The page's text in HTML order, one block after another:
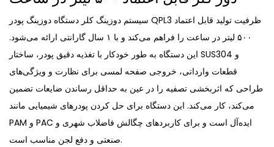
سیستم دوزینگ کلر دستگاه دوزینگ پودر QPL3 ظرفیت تولید قابل اعتماد
۵۰۰ لیتر در ساعت را فراهم می‌کند و با ۱ سال گارانتی ارائه می‌شود.
این دستگاه به طور خودکار با تغذیه دقیق پودر، ساختار SUS304 و
قطعات وارداتی، خروجی صفحه لمسی برای نظارت و ویژگی‌های
طراحی که اثربخشی تصفیه را در عین به حداقل رساندن ضایعات تضمین
می‌کند، کار می‌کند. این دستگاه برای حل کردن پودرهای شیمیایی مانند
PAM و PAC ایده‌آل است و برای کاربردهای چگالش فاضلاب شهری و
صنعتی و دفع لجن مناسب است.